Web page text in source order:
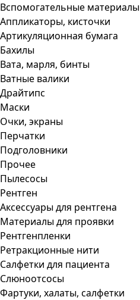
Вспомогательные материалы
Аппликаторы, кисточки
Артикуляционная бумага
Бахилы
Вата, марля, бинты
Ватные валики
Драйтипс
Маски
Очки, экраны
Перчатки
Подголовники
Прочее
Пылесосы
Рентген
Аксессуары для рентгена
Материалы для проявки
Рентгенпленки
Ретракционные нити
Салфетки для пациента
Слюноотсосы
Фартуки, халаты, салфетки